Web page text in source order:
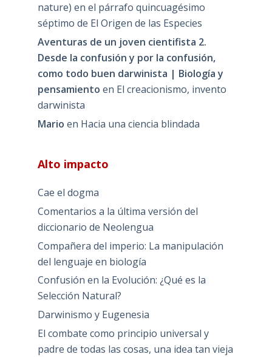
nature) en el párrafo quincuagésimo
séptimo de El Origen de las Especies
Aventuras de un joven cientifista 2.
Desde la confusión y por la confusión,
como todo buen darwinista | Biología y
pensamiento en El creacionismo, invento
darwinista
Mario en Hacia una ciencia blindada
Alto impacto
Cae el dogma
Comentarios a la última versión del
diccionario de Neolengua
Compañera del imperio: La manipulación
del lenguaje en biología
Confusión en la Evolución: ¿Qué es la
Selección Natural?
Darwinismo y Eugenesia
El combate como principio universal y
padre de todas las cosas, una idea tan vieja